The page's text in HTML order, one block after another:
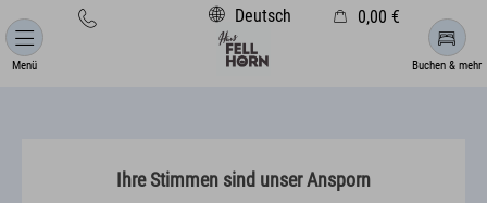
Menü Buchen & mehr
Deutsch 0,00 €
Warenkorb ist leer
Ihre Stimmen sind unser Ansporn